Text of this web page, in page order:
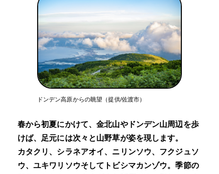
ドンデン高原からの眺望（提供/佐渡市）
春から初夏にかけて、金北山やドンデン山周辺を歩
けば、足元には次々と山野草が姿を現します。
カタクリ、シラネアオイ、ニリンソウ、フクジュソ
ウ、ユキワリソウそしてトビシマカンゾウ。季節の